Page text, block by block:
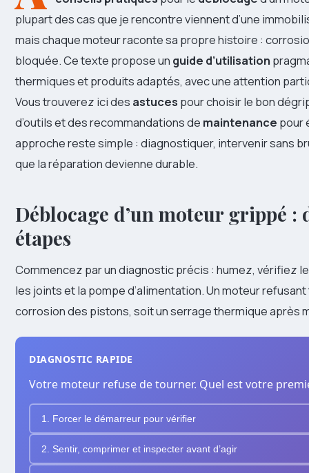
plupart des cas que je rencontre viennent d’une
mais chaque moteur raconte sa propre histoire :
bloquée. Ce texte propose un guide d’utilisation
thermiques et produits adaptés, avec une attention
Vous trouverez ici des astuces pour choisir le bon
d’outils et des recommandations de maintenance pour
approche reste simple : diagnostiquer, intervenir sans
que la réparation devienne durable.
Déblocage d’un moteur grippé
étapes
Commencez par un diagnostic précis : humez, vérifiez
les joints et la pompe d’alimentation. Un moteur
corrosion des pistons, soit un serrage thermique après
DIAGNOSTIC RAPIDE
Votre moteur refuse de tourner. Quel est votre
1. Forcer le démarreur pour vérifier
2. Sentir, comprimer et inspecter avant d’agir